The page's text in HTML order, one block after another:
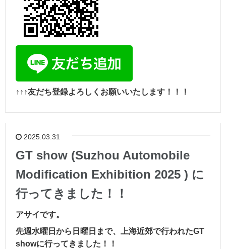
↑↑↑友だち登録よろしくお願いいたします！！！
2025.03.31
GT show (Suzhou Automobile
Modification Exhibition 2025 ) に
行ってきました！！
アサイです。
先週水曜日から日曜日まで、上海近郊で行われたGT
showに行ってきました！！